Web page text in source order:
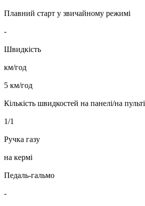
Плавний старт у звичайному режимі
-
Швидкість
км/год
5 км/год
Кількість швидкостей на панелі/на пульті
1/1
Ручка газу
на кермі
Педаль-гальмо
-